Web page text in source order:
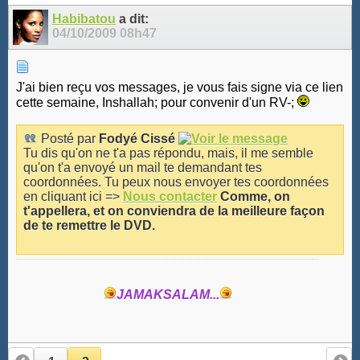
Habibatou a dit:
04/10/2009 08h47
J'ai bien reçu vos messages, je vous fais signe via ce lien
cette semaine, Inshallah; pour convenir d'un RV-;
Posté par Fodyé Cissé
Tu dis qu'on ne t'a pas répondu, mais, il me semble
qu'on t'a envoyé un mail te demandant tes
coordonnées. Tu peux nous envoyer tes coordonnées
en cliquant ici => Nous contacter Comme, on
t'appellera, et on conviendra de la meilleure façon
de te remettre le DVD.
JAMAKSALAM...